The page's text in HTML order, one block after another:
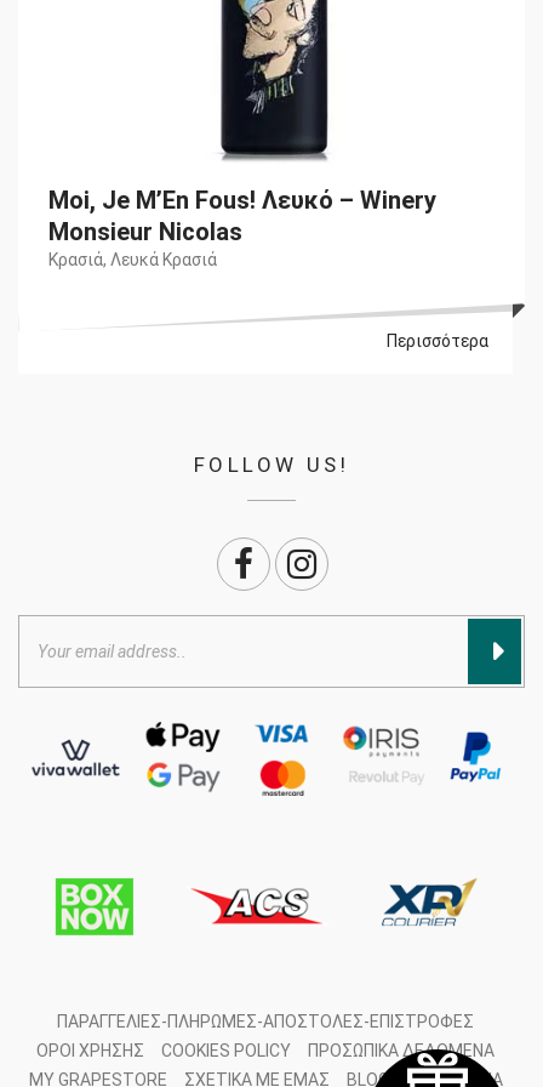
Moi, Je M’En Fous! Λευκό – Winery
Monsieur Nicolas
Κρασιά, Λευκά Κρασιά
Περισσότερα
FOLLOW US!
ΠΑΡΑΓΓΕΛΊΕΣ-ΠΛΗΡΩΜΈΣ-ΑΠΟΣΤΟΛΈΣ-ΕΠΙΣΤΡΟΦΈΣ
ΌΡΟΙ ΧΡΉΣΗΣ
COOKIES POLICY
ΠΡΟΣΩΠΙΚΆ ΔΕΔΟΜΈΝΑ
MY GRAPESTORE
ΣΧΕΤΙΚΆ ΜΕ ΕΜΆΣ BLOG ΕΠΙΚΟΙΝΩΝΊΑ